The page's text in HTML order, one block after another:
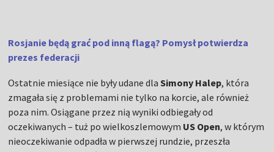
Rosjanie będą grać pod inną flagą? Pomysł potwierdza
prezes federacji
Ostatnie miesiące nie były udane dlaSimony Halep, która
zmagała się z problemami nie tylko na korcie, ale również
poza nim. Osiągane przez nią wyniki odbiegały od
oczekiwanych – tuż po wielkoszlemowym US Open, w którym
nieoczekiwanie odpadła w pierwszej rundzie, przeszła